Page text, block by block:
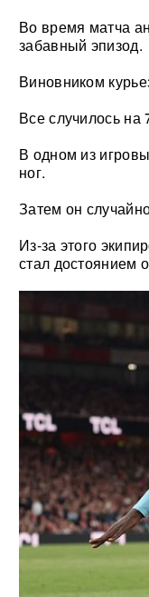
Во время матча
забавный эпизод.
Виновником
Все случилось на
В одном из
ног.
Затем он
Из-за этого
стал достоянием